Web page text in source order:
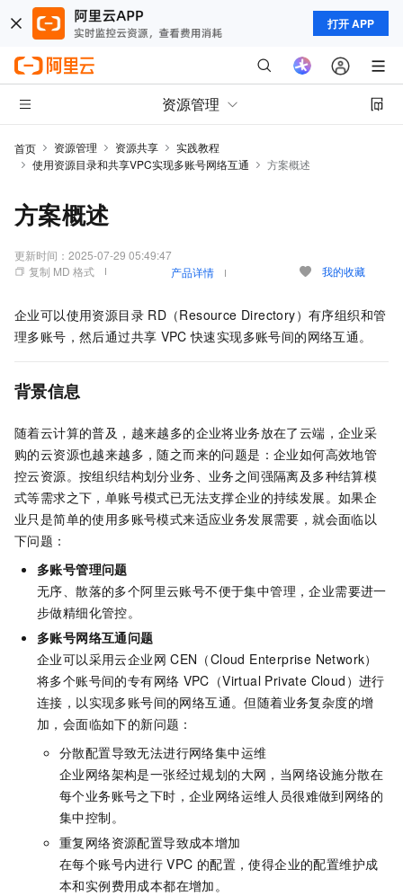
打开 APP
资源管理
首页 资源管理 资源共享
实践教程
使用资源目录和共享VPC实现多账号网络互通
方案概述
方案概述
更新时间： 2025-07-29 05:49:47
复制 MD 格式
产品详情 我的收藏
企业可以使用资源目录 RD（Resource Directory）有序组织和管
理多账号，然后通过共享 VPC 快速实现多账号间的网络互通。
背景信息
随着云计算的普及，越来越多的企业将业务放在了云端，企业采
购的云资源也越来越多，随之而来的问题是：企业如何高效地管
控云资源。按组织结构划分业务、业务之间强隔离及多种结算模
式等需求之下，单账号模式已无法支撑企业的持续发展。如果企
业只是简单的使用多账号模式来适应业务发展需要，就会面临以
下问题：
多账号管理问题
无序、散落的多个阿里云账号不便于集中管理，企业需要进一
步做精细化管控。
多账号网络互通问题
企业可以采用云企业网 CEN（Cloud Enterprise Network）
将多个账号间的专有网络 VPC（Virtual Private Cloud）进行
连接，以实现多账号间的网络互通。但随着业务复杂度的增
加，会面临如下的新问题：
分散配置导致无法进行网络集中运维
企业网络架构是一张经过规划的大网，当网络设施分散在
每个业务账号之下时，企业网络运维人员很难做到网络的
集中控制。
重复网络资源配置导致成本增加
在每个账号内进行 VPC 的配置，使得企业的配置维护成
本和实例费用成本都在增加。